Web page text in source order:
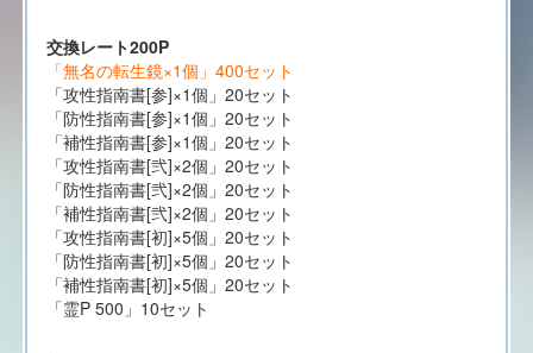
交換レート200P
「無名の転生鏡×1個」400セット
「攻性指南書[参]×1個」20セット
「防性指南書[参]×1個」20セット
「補性指南書[参]×1個」20セット
「攻性指南書[弐]×2個」20セット
「防性指南書[弐]×2個」20セット
「補性指南書[弐]×2個」20セット
「攻性指南書[初]×5個」20セット
「防性指南書[初]×5個」20セット
「補性指南書[初]×5個」20セット
「霊P 500」10セット